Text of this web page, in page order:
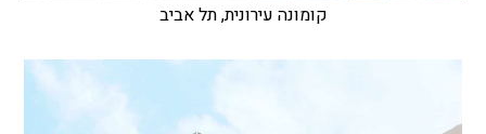
קומונה עירונית, תל אביב